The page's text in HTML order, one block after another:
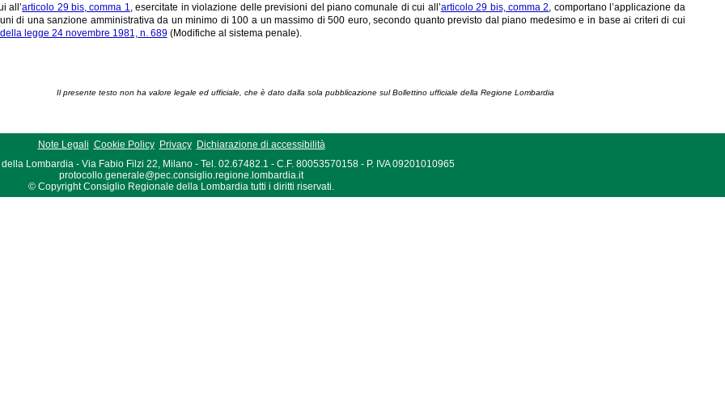
all’articolo 29 bis, comma 1, esercitate in violazione delle previsioni del piano comunale di cui all’articolo 29 bis, comma 2, comportano l’applicazione da
di una sanzione amministrativa da un minimo di 100 a un massimo di 500 euro, secondo quanto previsto dal piano medesimo e in base ai criteri di cui
legge 24 novembre 1981, n. 689(Modifiche al sistema penale).
Il presente testo non ha valore legale ed ufficiale, che è dato dalla sola pubblicazione sul Bollettino ufficiale della Regione Lombardia
Note Legali Cookie Policy Privacy
Dichiarazione di accessibilità
Lombardia - Via Fabio Filzi 22, Milano - Tel. 02.67482.1 - C.F. 80053570158 - P. IVA 09201010965
protocollo.generale@pec.consiglio.regione.lombardia.it
© Copyright Consiglio Regionale della Lombardia tutti i diritti riservati.